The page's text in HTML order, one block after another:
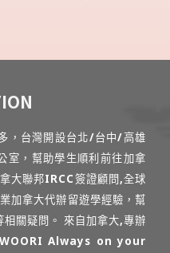
，台灣開設台北/台中/高雄
室，幫助學生順利前往加拿
大聯邦IRCC簽證顧問,全球
加拿大代辦留遊學經驗，幫
關疑問。 來自加拿大,專辦
Always on your